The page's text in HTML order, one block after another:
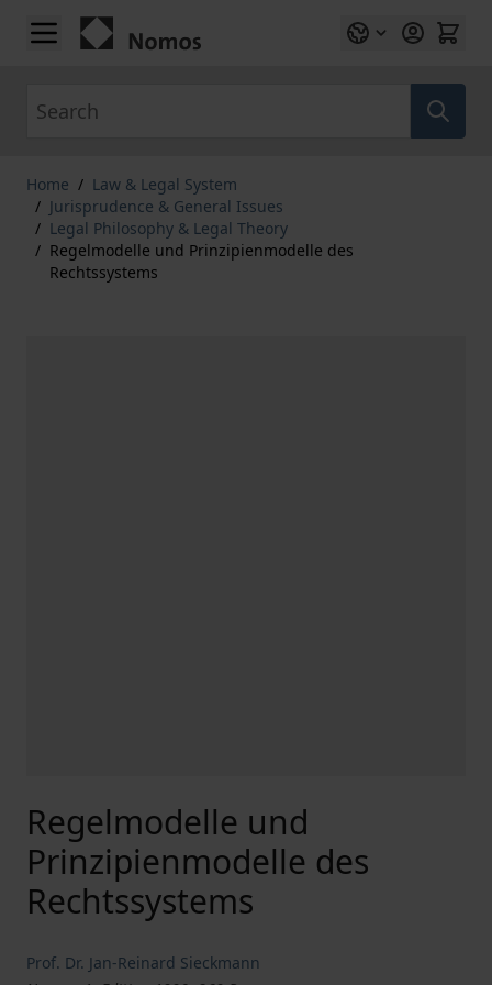
Skip to Content
Home / Law & Legal System
/ Jurisprudence & General Issues
/ Legal Philosophy & Legal Theory
/ Regelmodelle und Prinzipienmodelle des
Rechtssystems
Regelmodelle und
Prinzipienmodelle des
Rechtssystems
Prof. Dr. Jan-Reinard Sieckmann